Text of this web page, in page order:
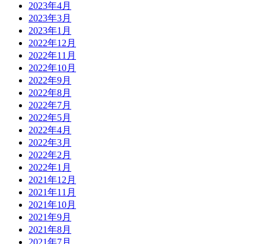
2023年4月
2023年3月
2023年1月
2022年12月
2022年11月
2022年10月
2022年9月
2022年8月
2022年7月
2022年5月
2022年4月
2022年3月
2022年2月
2022年1月
2021年12月
2021年11月
2021年10月
2021年9月
2021年8月